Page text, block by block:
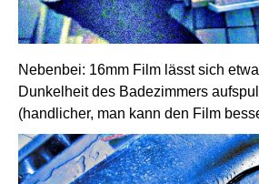
Nebenbei: 16mm Film lässt sich
Dunkelheit des Badezimmers
(handlicher, man kann den Film